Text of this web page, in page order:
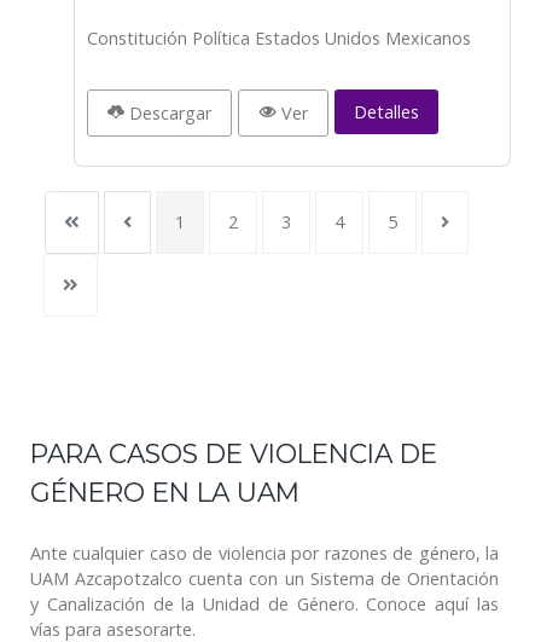
Constitución Política Estados Unidos Mexicanos
Descargar Ver Detalles
1 2 3 4 5
PARA CASOS DE VIOLENCIA DE
GÉNERO EN LA UAM
Ante cualquier caso de violencia por razones de género, la
UAM Azcapotzalco cuenta con un Sistema de Orientación
y Canalización de la Unidad de Género. Conoce aquí las
vías para asesorarte.